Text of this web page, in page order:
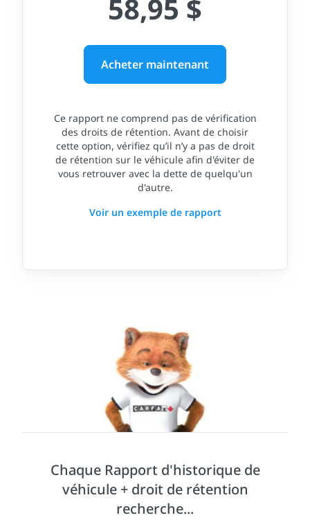
58,95 $
Acheter maintenant
Ce rapport ne comprend pas de vérification
des droits de rétention. Avant de choisir
cette option, vérifiez qu’il n’y a pas de droit
de rétention sur le véhicule afin d'éviter de
vous retrouver avec la dette de quelqu'un
d'autre.
Voir un exemple de rapport
Chaque Rapport d'historique de
véhicule + droit de rétention
recherche...